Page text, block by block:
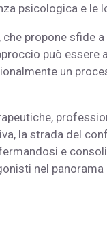
psicologica e le
che propone
può
un
la strada del
e
nel panorama